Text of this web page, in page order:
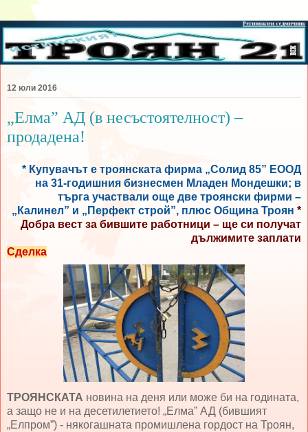
12 юли 2016
„Елма” АД (в несъстоятелност) –
продадена!
* Купувачът е троянската фирма „Солид 85” ЕООД
на 31-годишния бизнесмен Младен Мондешки; в
търга участвали още две троянски фирми –
„Калинел” и „Перфект строй”, плюс Община Троян *
Добра вест за бившите работници – ще си получат
дължимите заплати
Сделка
ТРОЯНСКАТА новина на деня или може би на годината,
а защо не и на десетилетието! „Елма” АД (бившият
„Елпром”) - някогашната промишлена гордост на Троян,